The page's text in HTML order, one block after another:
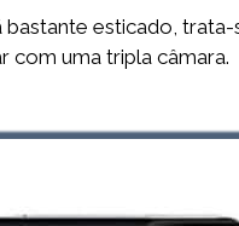
esticado,
com uma tripla câmara.